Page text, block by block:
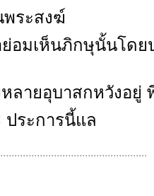
ระสงฆ์
อมเห็นภิกษุนั้นโดย
ลายอุบาสกหวังอยู่
ระการนี้แล